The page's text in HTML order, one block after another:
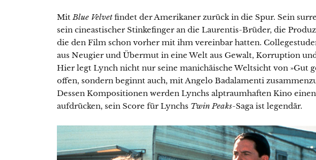
MitBlue Velvetfindet der Amerikaner zurück in die Spur. Sein
sein cineastischer Stinkefinger an die Laurentis-Brüder, die
die den Film schon vorher mit ihm vereinbar hatten.
aus Neugier und Übermut in eine Welt aus Gewalt, Korruption
Hier legt Lynch nicht nur seine manichäische Weltsicht von »Gut
offen, sondern beginnt auch, mit Angelo Badalamenti
Dessen Kompositionen werden Lynchs alptraumhaften Kino
aufdrücken, sein Score für Lynchs Twin Peaks-Saga ist legendär.